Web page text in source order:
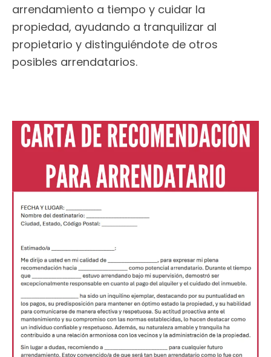
arrendamiento a tiempo y cuidar la
propiedad, ayudando a tranquilizar al
propietario y distinguiéndote de otros
posibles arrendatarios.